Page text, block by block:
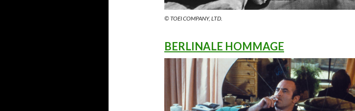
© TOEI COMPANY, LTD.
BERLINALE HOMMAGE